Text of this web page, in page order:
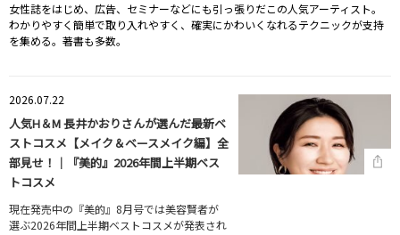
女性誌をはじめ、広告、セミナーなどにも引っ張りだこの人気アーティスト。
わかりやすく簡単で取り入れやすく、確実にかわいくなれるテクニックが支持
を集める。著書も多数。
2026.07.22
人気H＆M 長井かおりさんが選んだ最新ベ
ストコスメ【メイク＆ベースメイク編】全
部見せ！｜『美的』2026年間上半期ベス
トコスメ
現在発売中の『美的』8月号では美容賢者が
選ぶ2026年間上半期ベストコスメが発表され